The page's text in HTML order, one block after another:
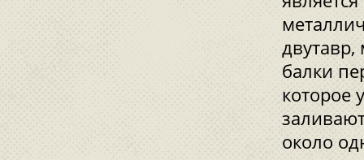
балки
которое
около